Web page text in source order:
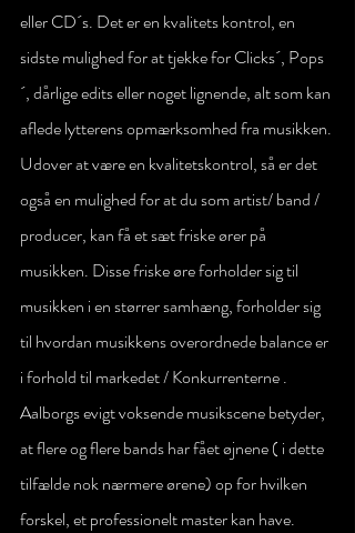
eller CD´s. Det er en kvalitets kontrol, en
sidste mulighed for at tjekke for Clicks´, Pops
´, dårlige edits eller noget lignende, alt som kan
aflede lytterens opmærksomhed fra musikken.
Udover at være en kvalitetskontrol, så er det
også en mulighed for at du som artist/ band /
producer, kan få et sæt friske ører på
musikken. Disse friske øre forholder sig til
musikken i en størrer samhæng, forholder sig
til hvordan musikkens overordnede balance er
i forhold til markedet / Konkurrenterne .
Aalborgs evigt voksende musikscene betyder,
at flere og flere bands har fået øjnene ( i dette
tilfælde nok nærmere ørene) op for hvilken
forskel, et professionelt master kan have.